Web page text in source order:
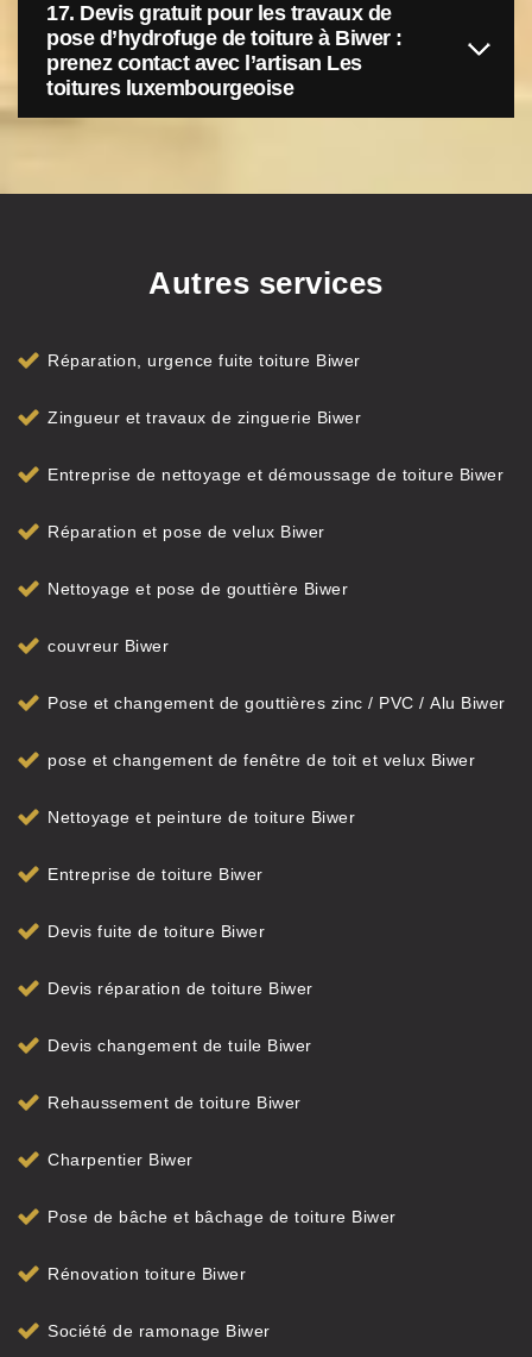
17. Devis gratuit pour les travaux de
pose d’hydrofuge de toiture à Biwer :
prenez contact avec l’artisan Les
toitures luxembourgeoise
Autres services
Réparation, urgence fuite toiture Biwer
Zingueur et travaux de zinguerie Biwer
Entreprise de nettoyage et démoussage de toiture Biwer
Réparation et pose de velux Biwer
Nettoyage et pose de gouttière Biwer
couvreur Biwer
Pose et changement de gouttières zinc / PVC / Alu Biwer
pose et changement de fenêtre de toit et velux Biwer
Nettoyage et peinture de toiture Biwer
Entreprise de toiture Biwer
Devis fuite de toiture Biwer
Devis réparation de toiture Biwer
Devis changement de tuile Biwer
Rehaussement de toiture Biwer
Charpentier Biwer
Pose de bâche et bâchage de toiture Biwer
Rénovation toiture Biwer
Société de ramonage Biwer